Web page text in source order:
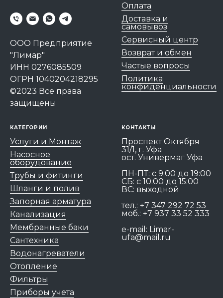
ООО Предприятие
"Лимар"
ИНН 0276085509
ОГРН 1040204218295
©2023 Все права
защищены
Оплата
Доставка и
самовывоз
Сервисный центр
Возврат и обмен
Частые вопросы
Политика
конфиденциальности
КАТЕГОРИИ
Услуги и Монтаж
Насосное
оборудование
Трубы и фитинги
Шланги и полив
Запорная арматура
Канализация
Мембранные баки
Сантехника
Водонагреватели
Отопление
Фильтры
Приборы учета
КОНТАКТЫ
Проспект Октября
31/1, г. Уфа
ост. Универмаг Уфа
ПН-ПТ: c 9:00 до 19:00
СБ: с 10:00 до 15:00
ВС: выходной
тел.: +7 347 292 72 53
моб.: +7 937 33 52 333
e-mail: Limar-
ufa@mail.ru